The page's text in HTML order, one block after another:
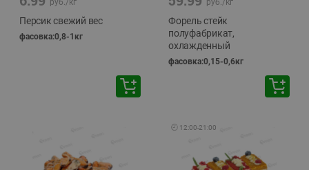
руб./кг
Персик свежий вес
фасовка:0,8-1кг
руб./кг
Форель стейк
полуфабрикат,
охлажденный
фасовка:0,15-0,6кг
🕘 12:00-21:00